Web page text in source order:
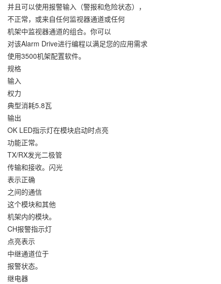
并且可以使用报警输入（警报和危险状态），
不正常，或来自任何监视器通道或任何
机架中监视器通道的组合。你可以
对该Alarm Drive进行编程以满足您的应用需求
使用3500机架配置软件。
规格
输入
权力
典型消耗5.8瓦
输出
OK LED指示灯在模块启动时点亮
功能正常。
TX/RX发光二极管
传输和接收。闪光
表示正确
之间的通信
这个模块和其他
机架内的模块。
CH报警指示灯
点亮表示
中继通道位于
报警状态。
继电器